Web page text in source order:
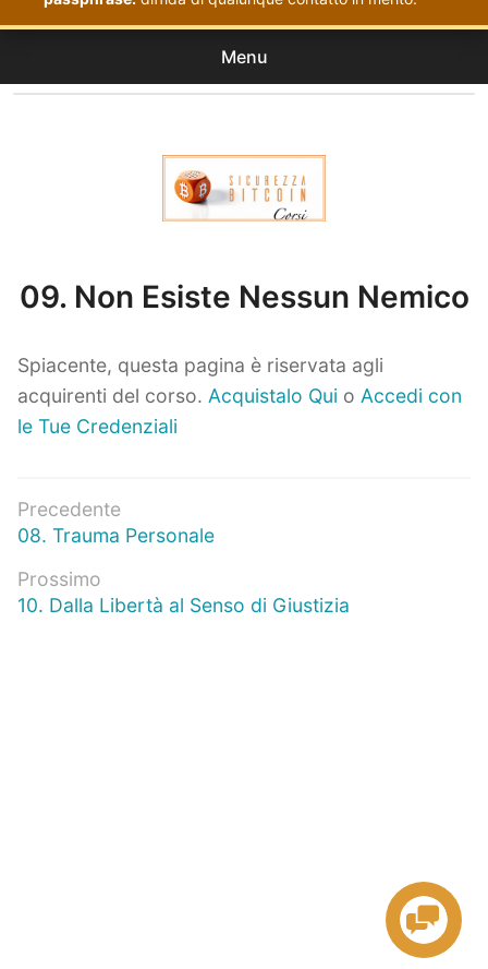
Menu
09. Non Esiste Nessun Nemico
Spiacente, questa pagina è riservata agli
acquirenti del corso. Acquistalo Qui o Accedi con
le Tue Credenziali
Navigazione
articoli
Precedente
Articolo
08. Trauma Personale
Prossimo
Prossimo
10. Dalla Libertà al Senso di Giustizia